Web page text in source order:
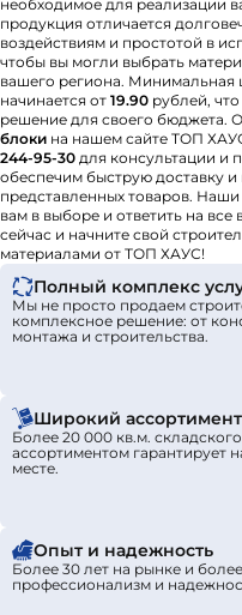
необходимое для реализации
продукция отличается
воздействиям и простотой в
чтобы вы могли выбрать
вашего региона. Минимальная
начинается от 19.90 рублей,
решение для своего бюджета.
блоки на нашем сайте ТОП
244-95-30 для консультации
обеспечим быструю доставку и
представленных товаров.
вам в выборе и ответить на
сейчас и начните свой
материалами от ТОП ХАУС!
Полный комплекс
Мы не просто продаем
комплексное решение: от
монтажа и строительства.
Широкий ассортимент
Более 20 000 кв.м.
ассортиментом гарантирует
месте.
Опыт и надежность
Более 30 лет на рынке и
профессионализм и